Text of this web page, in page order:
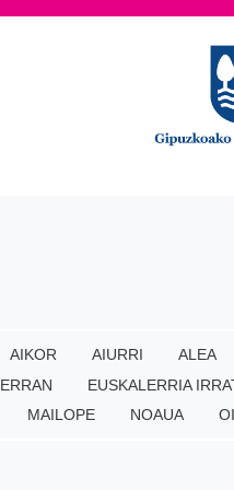
AIKOR AIURRI ALEA
ERRAN EUSKALERRIA
MAILOPE NOAUA